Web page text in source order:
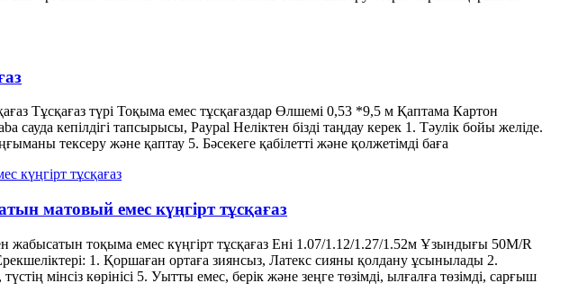
Тұсқағаз түрі Тоқыма емес тұсқағаздар Өлшемі 0,53 *9,5 м Қаптама Картон
кепілдігі тапсырысы, Paypal Неліктен бізді таңдау керек 1. Тәулік бойы желіде.
тексеру және қаптау 5. Бәсекеге қабілетті және қолжетімді баға
матовый емес күңгірт тұсқағаз
тоқыма емес күңгірт тұсқағаз Ені 1.07/1.12/1.27/1.52м Ұзындығы 50M/R
1. Қоршаған ортаға зиянсыз, Латекс сияны қолдану ұсынылады 2.
мінсіз көрінісі 5. Уытты емес, берік және зеңге төзімді, ылғалға төзімді, сарғыш